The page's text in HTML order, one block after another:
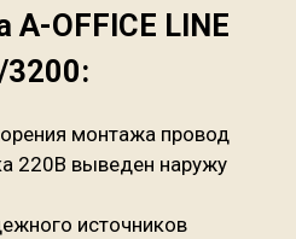
A-OFFICE LINE
3200:
монтажа провод
220В выведен наружу
источников